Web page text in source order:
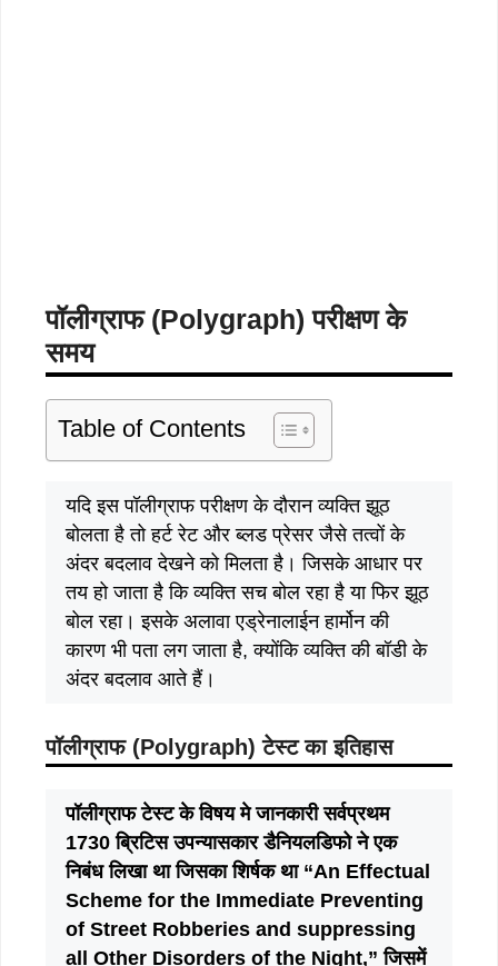
पॉलीग्राफ (Polygraph) परीक्षण के
समय
Table of Contents
‌‌‌यदि इस पॉलीग्राफ परीक्षण के दौरान व्यक्ति झूठ
बोलता है तो हर्ट रेट और ब्लड प्रेसर जैसे तत्वों के
अंदर बदलाव देखने को मिलता है। जिसके आधार पर
तय हो जाता है कि व्यक्ति सच बोल रहा है या फिर झूठ
बोल रहा। इसके अलावा एड्रेनालाईन हार्मोन की
कारण भी पता लग जाता है, क्योंकि व्यक्ति की बॉडी के
अंदर बदलाव आते हैं।
पॉलीग्राफ (Polygraph) टेस्ट का इतिहास
पॉलीग्राफ टेस्ट के विषय मे जानकारी सर्वप्रथम
1730 ब्रिटिस उपन्यासकार डैनियलडिफो ने एक
निबंध लिखा था जिसका शिर्षक था “An Effectual
Scheme for the Immediate Preventing
of Street Robberies and suppressing
all Other Disorders of the Night,” जिसमें